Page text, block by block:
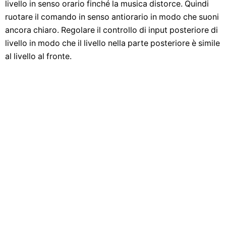
livello in senso orario finché la musica distorce. Quindi
ruotare il comando in senso antiorario in modo che suoni
ancora chiaro. Regolare il controllo di input posteriore di
livello in modo che il livello nella parte posteriore è simile
al livello al fronte.